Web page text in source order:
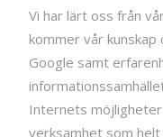
Vi har lärt oss från
kommer vår
Google samt
Internets möjligheter
verksamhet som